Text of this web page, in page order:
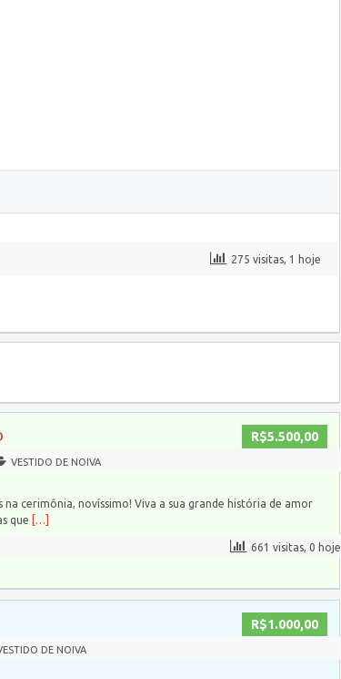
275 visitas, 1 hoje
R$5.500,00
VESTIDO DE NOIVA
cerimônia, novíssimo! Viva a sua grande história de amor
que […]
661 visitas, 0 hoje
R$1.000,00
DE NOIVA